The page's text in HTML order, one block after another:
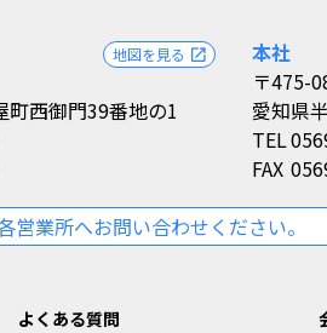
町西御門39番地の1
地図を見る open_in_new
本社
〒475-
愛知県
TEL
FAX
業所へお問い合わせください。
よくある質問